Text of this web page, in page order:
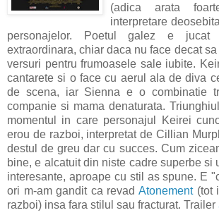
(adica arata
interpretare
personajelor. Poetul galez e
extraordinara, chiar daca nu face decat
versuri pentru frumoasele sale iubite.
cantarete si o face cu aerul ala de diva
de scena, iar Sienna e o combinatie
companie si mama denaturata.
momentul in care personajul Keirei
erou de razboi, interpretat de Cillian
destul de greu dar cu succes. Cum
bine, e alcatuit din niste cadre superbe si
interesante, aproape cu stil as spune. E
ori m-am gandit ca revad Atonement(tot
razboi) insa fara stilul sau fracturat. Trailer